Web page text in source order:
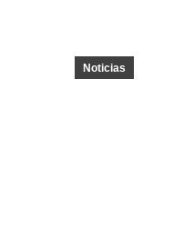
Noticias